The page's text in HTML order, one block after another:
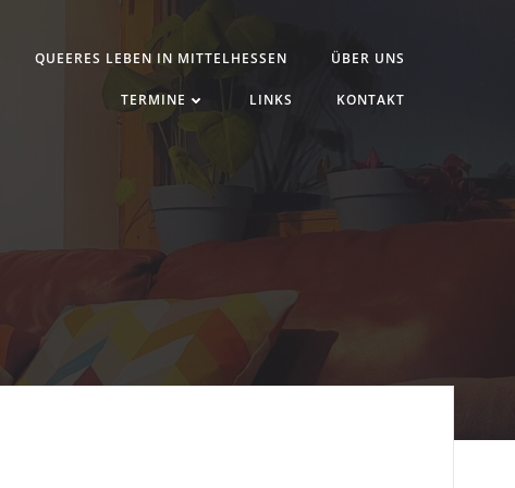
QUEERES LEBEN IN MITTELHESSEN ÜBER UNS
TERMINE LINKS KONTAKT